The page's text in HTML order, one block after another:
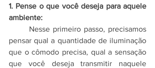
1. Pense o que você deseja para aquele
ambiente:
pensar qual a quantidade de iluminação
que o cômodo precisa, qual a sensação
que você deseja transmitir naquele